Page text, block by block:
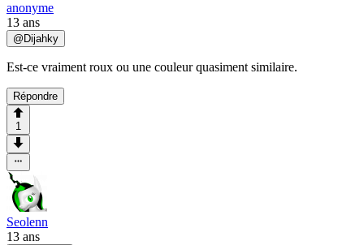
anonyme
13 ans
@ Dijahky
Est-ce vraiment roux ou une couleur quasiment similaire.
Répondre
1
Seolenn
13 ans